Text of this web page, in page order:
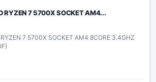
RYZEN 7 5700X SOCKET AM4...
7 5700X SOCKET AM4 8CORE 3.4GHZ